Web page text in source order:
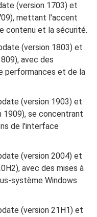
(version 1703) et
mettant l'accent
contenu et la sécurité.
(version 1803) et
avec des
performances et de la
(version 1903) et
1909), se concentrant
de l'interface
(version 2004) et
avec des mises à
système Windows
(version 21H1) et